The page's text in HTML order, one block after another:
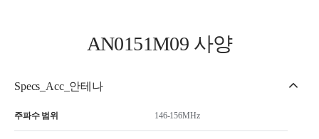
AN0151M09 사양
Specs_Acc_안테나
주파수 범위 146-156MHz